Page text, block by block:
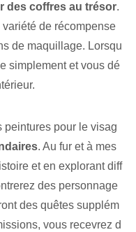
des coffres au trésor.
de récompense
de maquillage. Lorsqu
simplement et vous dé
peintures pour le visag
.​ Au fur et à mes
et en explorant diff
des personnage
des quêtes supplém
vous recevrez d